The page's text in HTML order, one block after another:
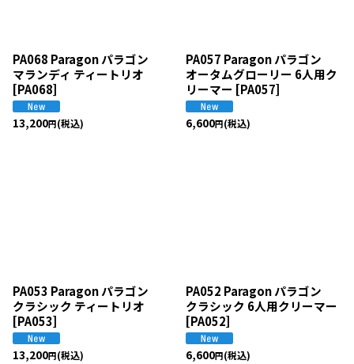
PA068 Paragon パラゴン
マランディ ティートリオ
[PA068]
13,200円(税込)
PA057 Paragon パラゴン
オータムグローリー 6人用ク
リーマー [PA057]
6,600円(税込)
PA053 Paragon パラゴン
クラシック ティートリオ
[PA053]
13,200円(税込)
PA052 Paragon パラゴン
クラシック 6人用クリーマー
[PA052]
6,600円(税込)